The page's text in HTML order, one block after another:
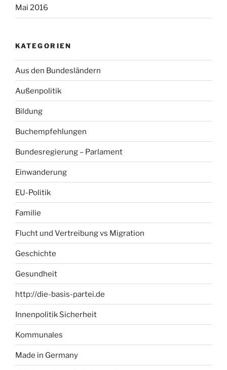
Mai 2016
KATEGORIEN
Aus den Bundesländern
Außenpolitik
Bildung
Buchempfehlungen
Bundesregierung – Parlament
Einwanderung
EU-Politik
Familie
Flucht und Vertreibung vs Migration
Geschichte
Gesundheit
http://die-basis-partei.de
Innenpolitik Sicherheit
Kommunales
Made in Germany